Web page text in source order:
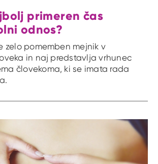
primeren čas
odnos?
zelo pomemben mejnik v
in naj predstavlja vrhunec
človekoma, ki se imata rada